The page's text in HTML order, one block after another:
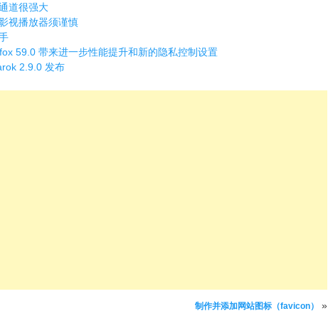
道很强大
视播放器须谨慎
59.0 带来进一步性能提升和新的隐私控制设置
2.9.0 发布
制作并添加网站图标（favicon） »